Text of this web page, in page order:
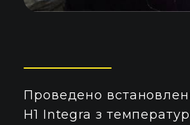
Проведено
Н1 Integra з